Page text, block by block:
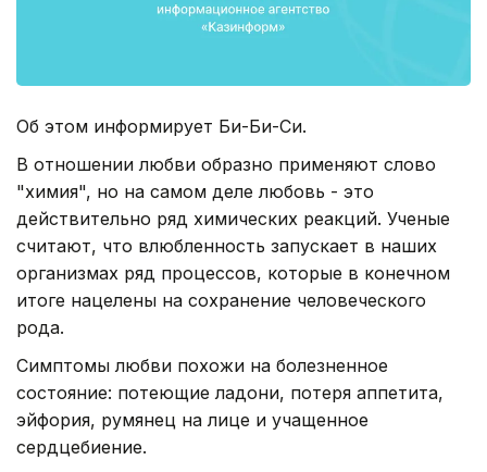
Об этом информирует Би-Би-Си.
В отношении любви образно применяют слово
"химия", но на самом деле любовь - это
действительно ряд химических реакций. Ученые
считают, что влюбленность запускает в наших
организмах ряд процессов, которые в конечном
итоге нацелены на сохранение человеческого
рода.
Симптомы любви похожи на болезненное
состояние: потеющие ладони, потеря аппетита,
эйфория, румянец на лице и учащенное
сердцебиение.